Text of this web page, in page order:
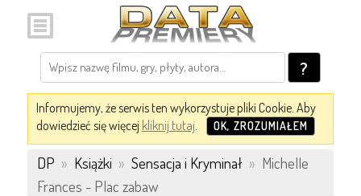
?
Informujemy, że serwis ten wykorzystuje pliki Cookie. Aby
dowiedzieć się więcej kliknij tutaj. OK, ZROZUMIAŁEM
DP » Książki » Sensacja i Kryminał » Michelle
Frances - Plac zabaw